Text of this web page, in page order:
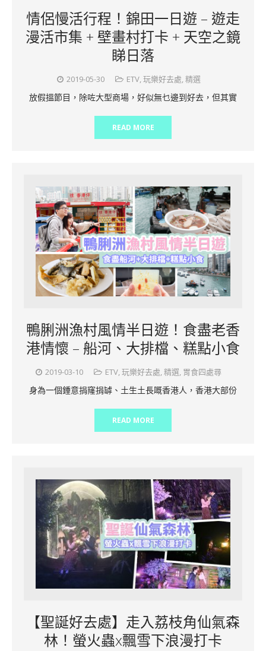
情侶慢活行程！錦田一日遊 – 遊走
漫活市集 + 壁畫村打卡 + 天空之鏡
睇日落
2019-05-30 ETV,玩樂好去處,精選
放假搵節目，除咗大型商場，好似無乜邊到好去，但其實
READ MORE
鴨脷洲漁村風情半日遊！食盡老香
港情懷 – 船河、大排檔、糕點小食
2019-03-10 ETV 玩樂好去處 精選 胃食四處尋
身為一個鍾意捐窿捐罅、土生土長嘅香港人，香港大部份
READ MORE
【聖誕好去處】走入荔枝角仙氣森
林！螢火蟲x飄雪下浪漫打卡